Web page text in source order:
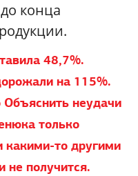
конца
48,7%.
на 115%.
неудачи
только
какими-то другими
не получится.